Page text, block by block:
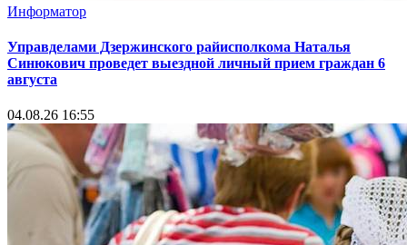
Информатор
Управделами Дзержинского райисполкома Наталья
Синюкович проведет выездной личный прием граждан 6
августа
04.08.26 16:55